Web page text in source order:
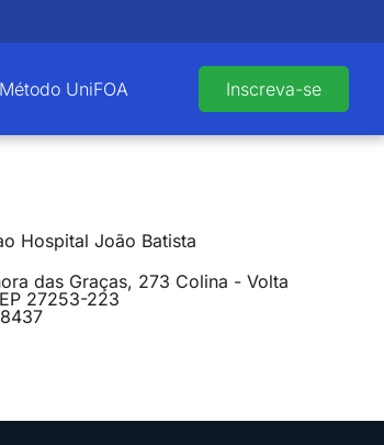
Método UniFOA Inscreva-se
Hospital João Batista
das Graças, 273 Colina - Volta
27253-223